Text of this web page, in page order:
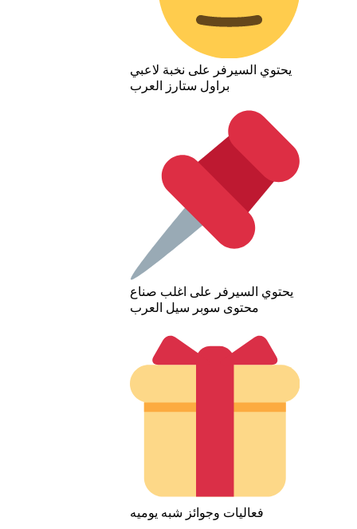
يحتوي السيرفر على نخبة لاعبي
براول ستارز العرب
يحتوي السيرفر على اغلب صناع
محتوى سوبر سيل العرب
فعاليات وجوائز شبه يوميه